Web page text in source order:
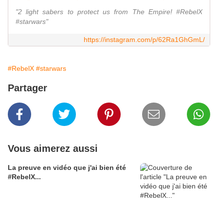
"2 light sabers to protect us from The Empire! #RebelX
#starwars"
https://instagram.com/p/62Ra1GhGmL/
#RebelX #starwars
Partager
Vous aimerez aussi
La preuve en vidéo que j'ai bien été
#RebelX...